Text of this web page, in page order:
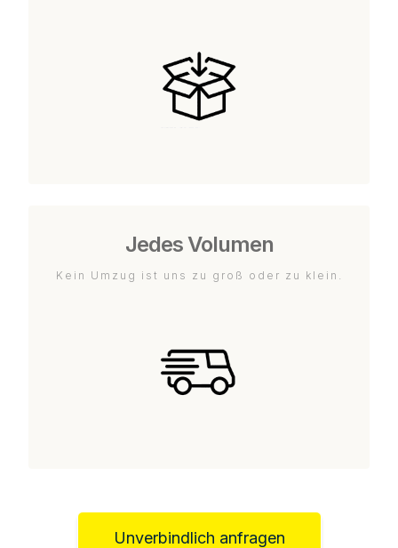
Jedes Volumen
Kein Umzug ist uns zu groß oder zu klein.
Unverbindlich anfragen